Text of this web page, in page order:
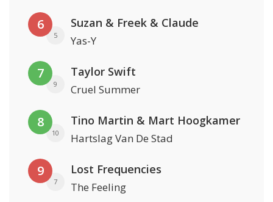
6
5
Suzan & Freek & Claude
Yas-Y
7
9
Taylor Swift
Cruel Summer
8
10
Tino Martin & Mart Hoogkamer
Hartslag Van De Stad
9
7
Lost Frequencies
The Feeling